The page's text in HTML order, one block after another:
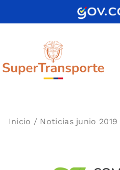
Inicio / Noticias junio 2019